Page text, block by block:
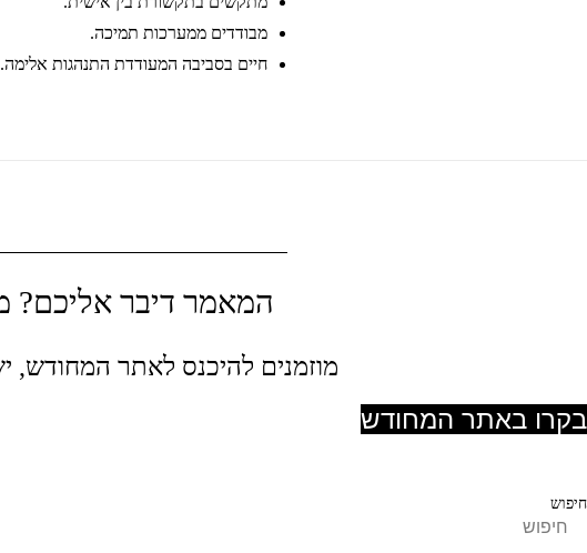
מבודדים ממערכות תמיכה.
חיים בסביבה המעודדת התנהגות אלימה.
המאמר דיבר אליכם?
מוזמנים להיכנס לאתר המחודש,
בקרו באתר המחודש
חיפוש
חיפוש